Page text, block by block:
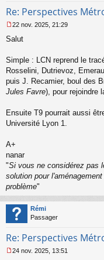
Re: Perspectives
e
s
g
e
n
n
u
22 nov. 2025, 21:29
Salut
Simple : LCN reprend le
Rosselini, Dutrievoz,
puis J. Recamier, boul des
Jules Favre), pour rejoindre
Ensuite T9 pourrait aussi
Université Lyon 1.
A+
nanar
"Si vous ne considérez pas
solution pour
problème"
Rémi
Passager
Re: Perspectives
24 nov. 2025, 13:51